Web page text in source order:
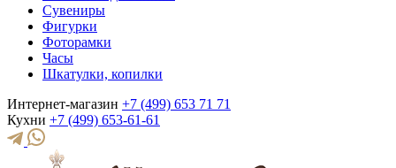
Сувениры
Фигурки
Фоторамки
Часы
Шкатулки, копилки
Интернет-магазин +7 (499) 653 71 71
Кухни +7 (499) 653-61-61